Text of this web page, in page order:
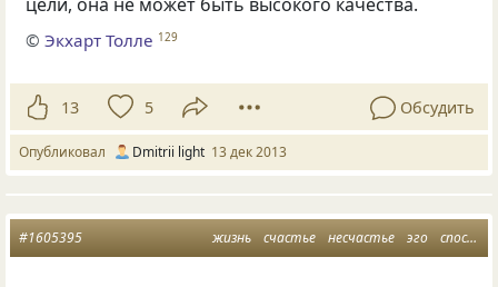
©Экхарт Толле 129
13 5 Обсудить
Опубликовал Dmitrii light 13 дек 2013
жизнь счастье несчастье эго способ
#1605395